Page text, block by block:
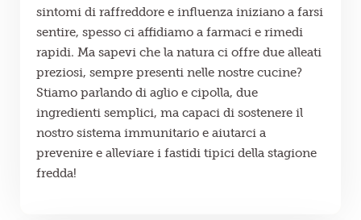
sintomi di raffreddore e influenza iniziano a farsi
sentire, spesso ci affidiamo a farmaci e rimedi
rapidi. Ma sapevi che la natura ci offre due alleati
preziosi, sempre presenti nelle nostre cucine?
Stiamo parlando di aglio e cipolla, due
ingredienti semplici, ma capaci di sostenere il
nostro sistema immunitario e aiutarci a
prevenire e alleviare i fastidi tipici della stagione
fredda!